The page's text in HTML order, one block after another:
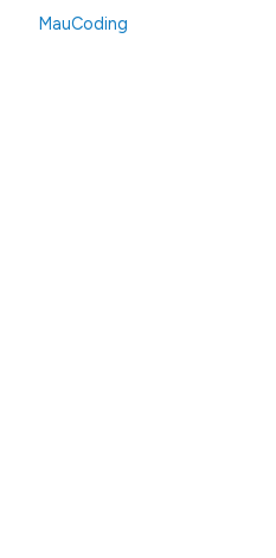
MauCoding